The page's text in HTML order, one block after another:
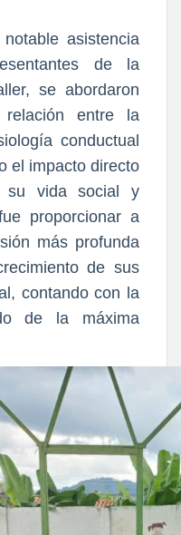
asistencia
de la
se abordaron
entre la
conductual
el impacto directo
su vida social y
proporcionar a
más profunda
de sus
contando con la
de la máxima